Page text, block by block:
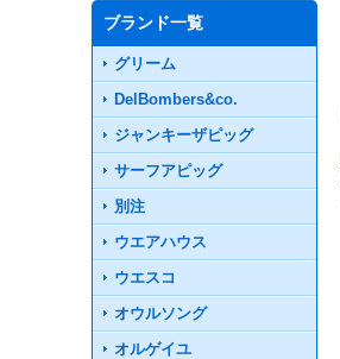
ブランド一覧
グリーム
DelBombers&co.
ジャンキーザピッグ
サーフアピッグ
別注
ウエアハウス
ウエスコ
オウルソング
オルゲイユ